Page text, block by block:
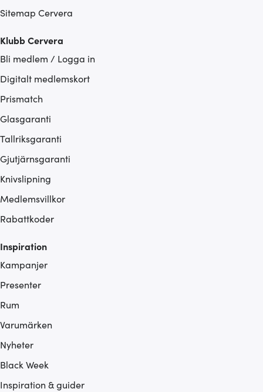
Sitemap Cervera
Klubb Cervera
Bli medlem / Logga in
Digitalt medlemskort
Prismatch
Glasgaranti
Tallriksgaranti
Gjutjärnsgaranti
Knivslipning
Medlemsvillkor
Rabattkoder
Inspiration
Kampanjer
Presenter
Rum
Varumärken
Nyheter
Black Week
Inspiration & guider